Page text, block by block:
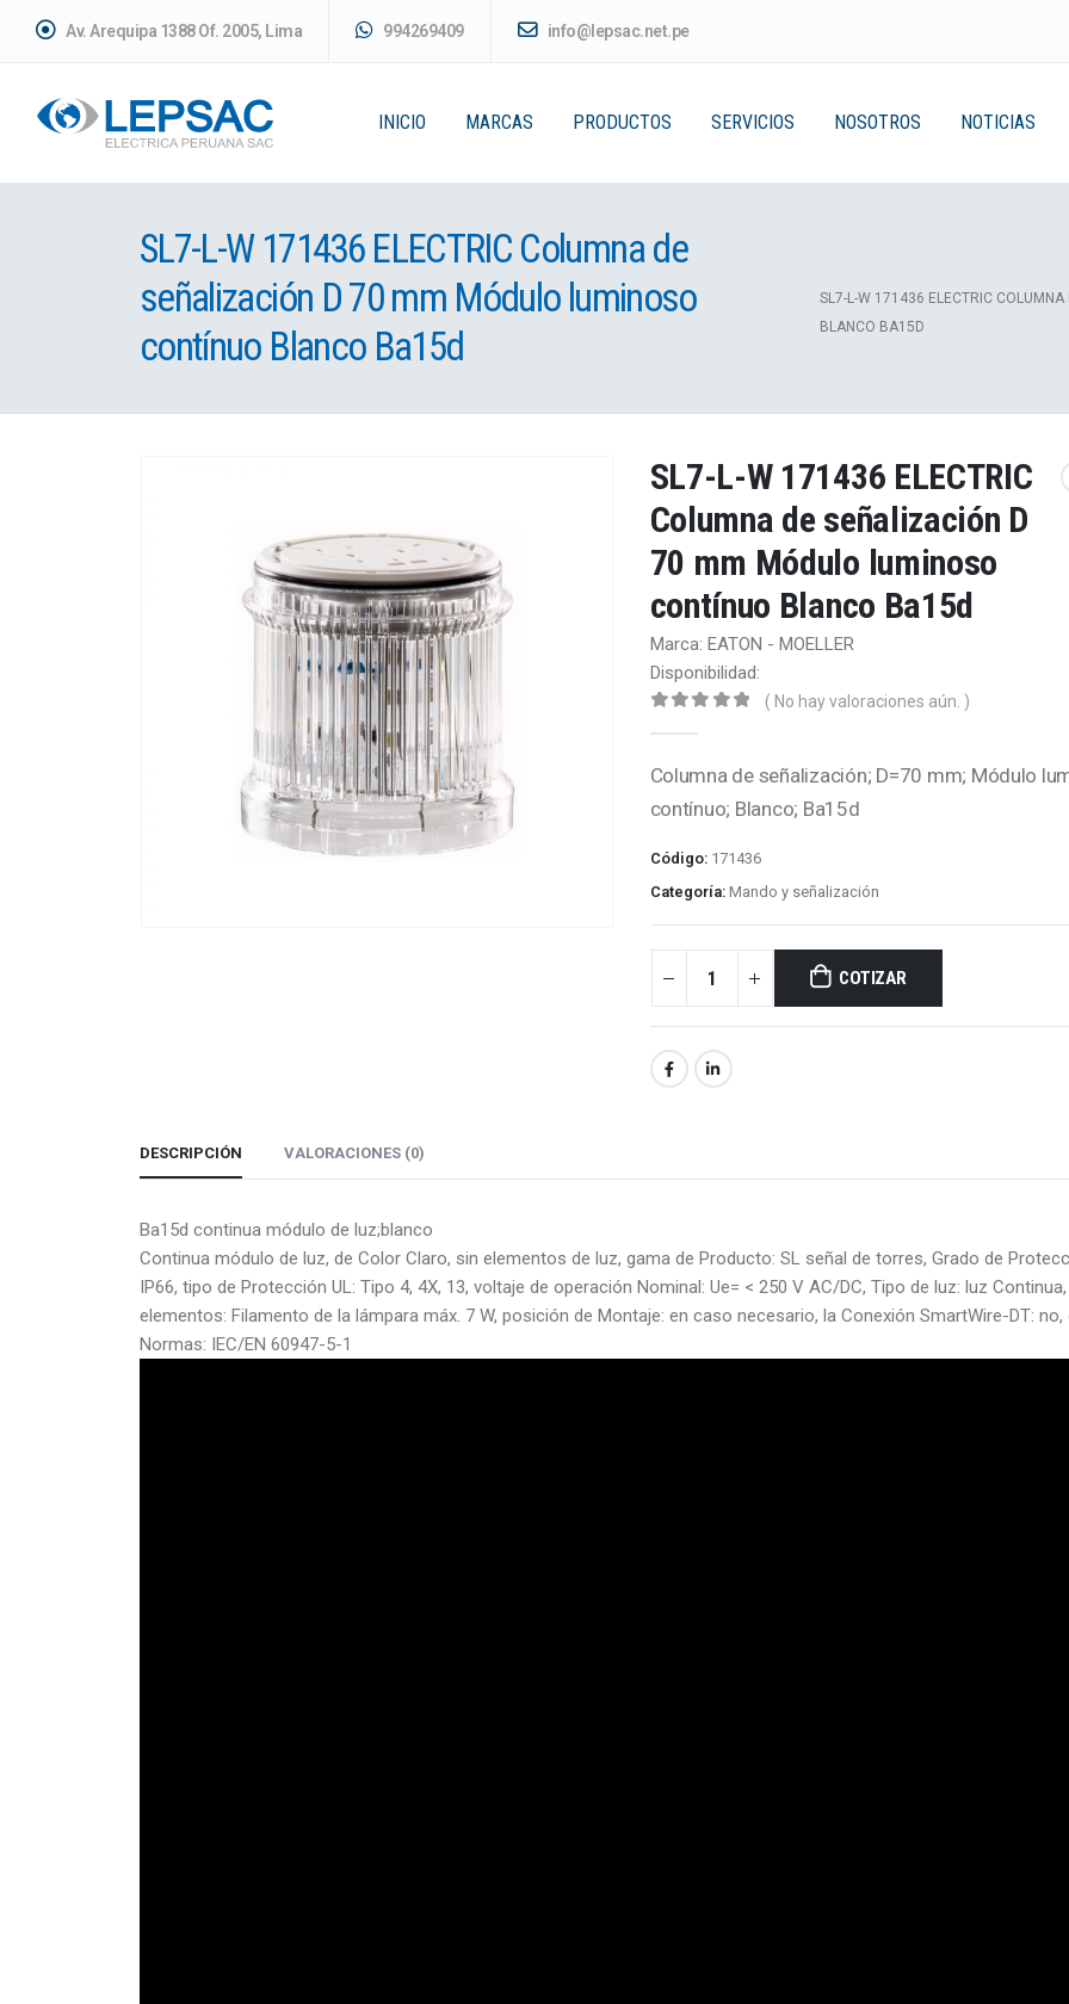
Av. Arequipa 1388 Of. 2005, Lima 994269409 info@lepsac.net.pe
INICIO MARCAS PRODUCTOS SERVICIOS NOSOTROS NOTICIAS
SL7-L-W 171436 ELECTRIC Columna de
señalización D 70 mm Módulo luminoso
contínuo Blanco Ba15d
SL7-L-W 171436 ELECTRIC
BLANCO BA15D
SL7-L-W 171436 ELECTRIC
Columna de señalización D
70 mm Módulo luminoso
contínuo Blanco Ba15d
Marca: EATON - MOELLER
Disponibilidad:
( No hay valoraciones aún. )
Columna de señalización; D=70 mm; Módulo
contínuo; Blanco; Ba15d
Código: 171436
Categoría: Mando y señalización
COTIZAR
DESCRIPCIÓN VALORACIONES (0)
Ba15d continua módulo de luz;blanco
Continua módulo de luz, de Color Claro, sin elementos de luz, gama de Producto: SL señal de torres, Grado de
IP66, tipo de Protección UL: Tipo 4, 4X, 13, voltaje de operación Nominal: Ue= < 250 V AC/DC, Tipo de luz: luz
elementos: Filamento de la lámpara máx. 7 W, posición de Montaje: en caso necesario, la Conexión SmartWire-DT: no,
Normas: IEC/EN 60947-5-1